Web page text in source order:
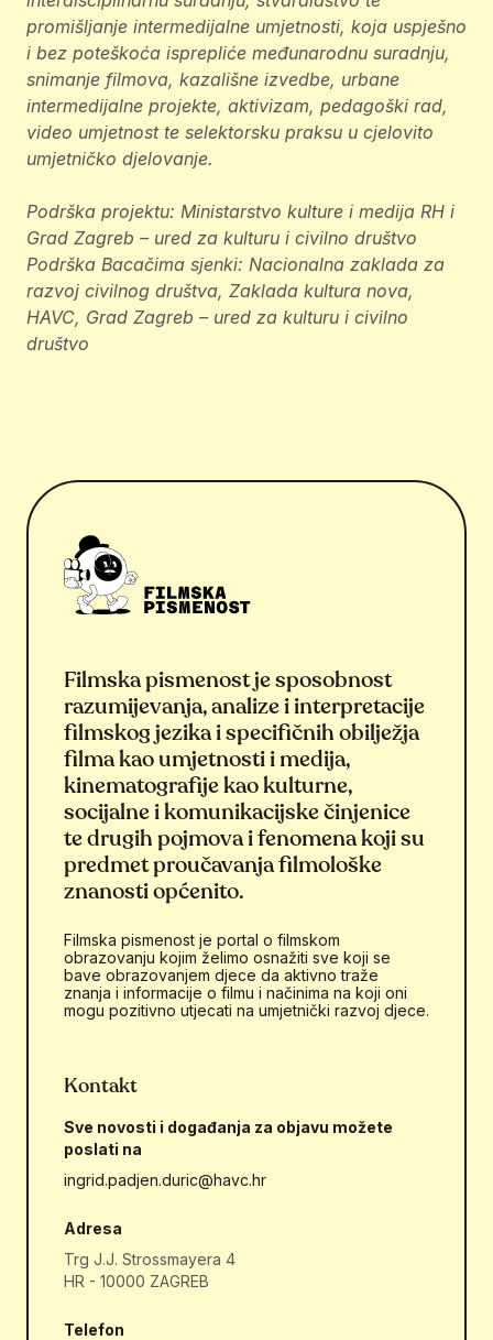
promišljanje intermedijalne umjetnosti, koja uspješno
i bez poteškoća isprepliće međunarodnu suradnju,
snimanje filmova, kazališne izvedbe, urbane
intermedijalne projekte, aktivizam, pedagoški rad,
video umjetnost te selektorsku praksu u cjelovito
umjetničko djelovanje.
Podrška projektu: Ministarstvo kulture i medija RH i
Grad Zagreb – ured za kulturu i civilno društvo
Podrška Bacačima sjenki: Nacionalna zaklada za
razvoj civilnog društva, Zaklada kultura nova,
HAVC, Grad Zagreb – ured za kulturu i civilno
društvo
Filmska pismenost je sposobnost
razumijevanja, analize i interpretacije
filmskog jezika i specifičnih obilježja
filma kao umjetnosti i medija,
kinematografije kao kulturne,
socijalne i komunikacijske činjenice
te drugih pojmova i fenomena koji su
predmet proučavanja filmološke
znanosti općenito.
Filmska pismenost je portal o filmskom
obrazovanju kojim želimo osnažiti sve koji se
bave obrazovanjem djece da aktivno traže
znanja i informacije o filmu i načinima na koji oni
mogu pozitivno utjecati na umjetnički razvoj djece.
Kontakt
Sve novosti i događanja za objavu možete
poslati na
ingrid.padjen.duric@havc.hr
Adresa
Trg J.J. Strossmayera 4
HR - 10000 ZAGREB
Telefon